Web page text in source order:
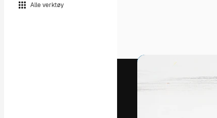
Alle verktøy
Videoer
Bevegelsesgrafikk
Ikoner